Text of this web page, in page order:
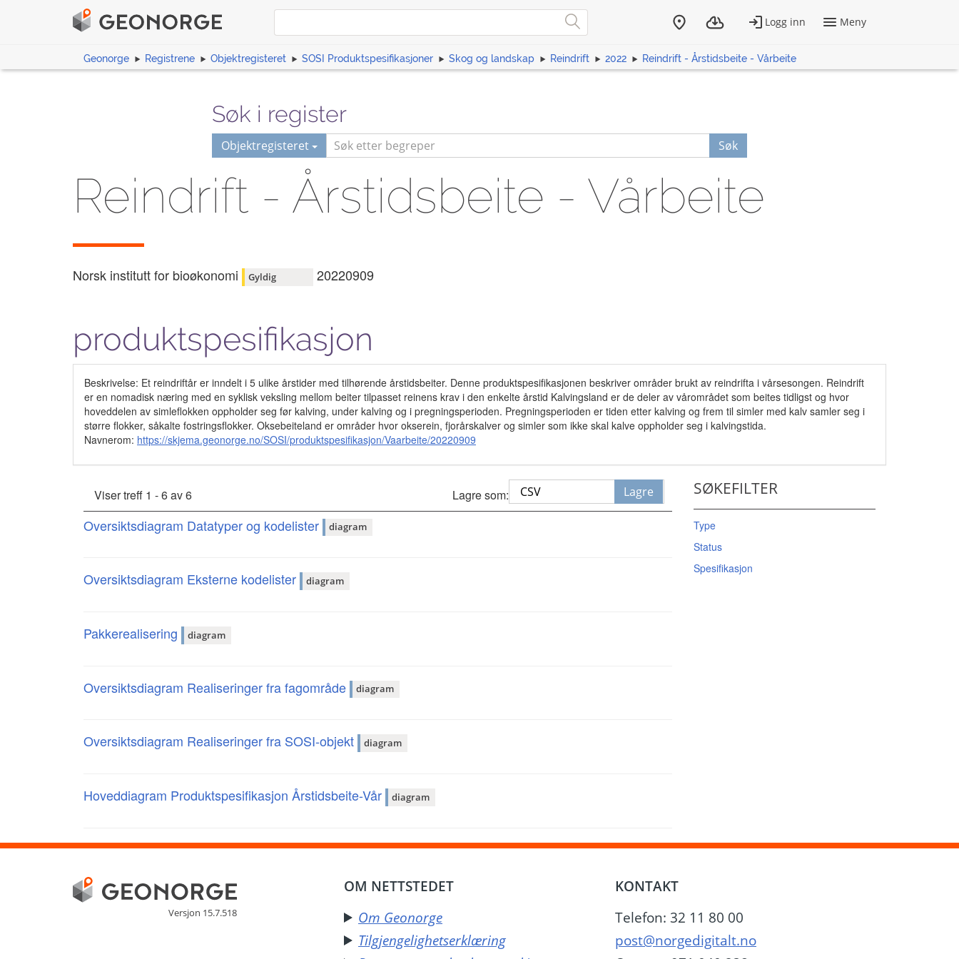
Geonorge Registrene Objektregisteret SOSI Produktspesifikasjoner Skog og landskap Reindrift 2022 Reindrift - Årstidsbeite - Vårbeite
Søk i register
Objektregisteret Søk
Reindrift - Årstidsbeite - Vårbeite
Norsk institutt for bioøkonomi Gyldig 20220909
produktspesifikasjon
Beskrivelse: Et reindriftår er inndelt i 5 ulike årstider med tilhørende årstidsbeiter. Denne produktspesifikasjonen beskriver områder brukt av reindrifta i vårsesongen. Reindrift
er en nomadisk næring med en syklisk veksling mellom beiter tilpasset reinens krav i den enkelte årstid Kalvingsland er de deler av vårområdet som beites tidligst og hvor
hoveddelen av simleflokken oppholder seg før kalving, under kalving og i pregningsperioden. Pregningsperioden er tiden etter kalving og frem til simler med kalv samler seg i
større flokker, såkalte fostringsflokker. Oksebeiteland er områder hvor okserein, fjorårskalver og simler som ikke skal kalve oppholder seg i kalvingstida.
Navnerom: https://skjema.geonorge.no/SOSI/produktspesifikasjon/Vaarbeite/20220909
Viser treff 1 - 6 av 6 Lagre som: Lagre
Oversiktsdiagram Datatyper og kodelister diagram
Oversiktsdiagram Eksterne kodelister diagram
Pakkerealisering diagram
Oversiktsdiagram Realiseringer fra fagområde diagram
Oversiktsdiagram Realiseringer fra SOSI-objekt diagram
Hoveddiagram Produktspesifikasjon Årstidsbeite-Vår diagram
SØKEFILTER
Type
Status
Spesifikasjon